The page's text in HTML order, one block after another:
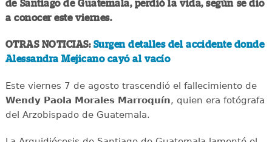
de Santiago de Guatemala, perdió la vida, según se dio
a conocer este viernes.
OTRAS NOTICIAS: Surgen detalles del accidente donde
Alessandra Mejicano cayó al vacío
Este viernes 7 de agosto trascendió el fallecimiento de
Wendy Paola Morales Marroquín, quien era fotógrafa
del Arzobispado de Guatemala.